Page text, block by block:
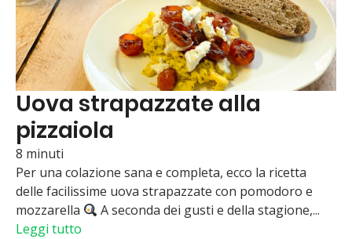
Uova strapazzate alla
pizzaiola
8 minuti
Per una colazione sana e completa, ecco la ricetta
delle facilissime uova strapazzate con pomodoro e
mozzarella
A seconda dei gusti e della stagione,...
Leggi tutto